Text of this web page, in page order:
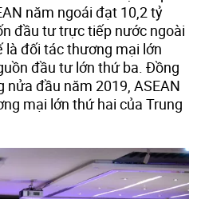
năm ngoái đạt 10,2 tỷ
đầu tư trực tiếp nước ngoài
là đối tác thương mại lớn
đầu tư lớn thứ ba. Đồng
đầu năm 2019, ASEAN
mại lớn thứ hai của Trung